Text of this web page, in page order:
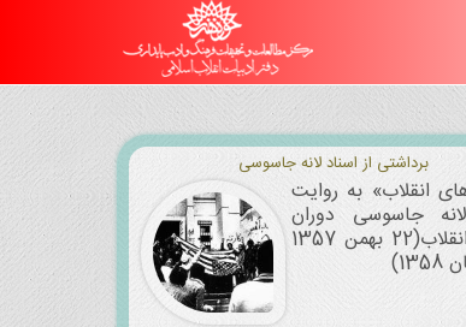
برداشتی از اسناد لانه جاسوسی
انقلاب» به روایت
جاسوسی دوران
پس از انقلاب(22 بهمن 1357